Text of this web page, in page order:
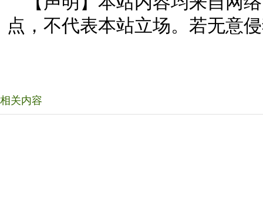
点，不代表本站立场。若无意
相关内容